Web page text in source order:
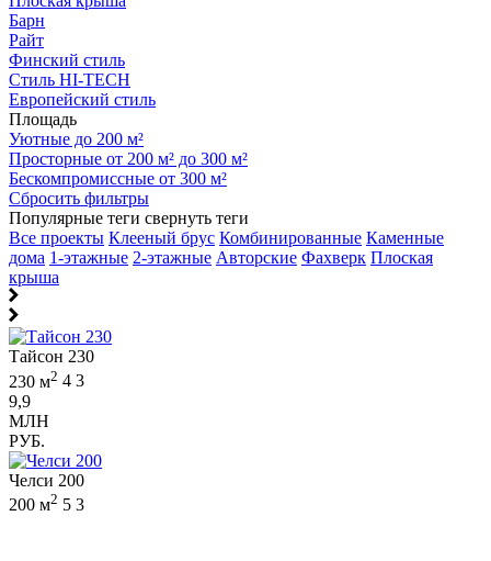
Барн
Райт
Финский стиль
Стиль HI-TECH
Европейский стиль
Площадь
Уютные до 200 м²
Просторные от 200 м² до 300 м²
Бескомпромиссные от 300 м²
Сбросить фильтры
Популярные теги свернуть теги
Все проекты Клееный брус Комбинированные Каменные
дома 1-этажные 2-этажные Авторские Фахверк Плоская
крыша
Тайсон 230
230 м2 4 3
9,9
МЛН
РУБ.
Челси 200
200 м2 5 3